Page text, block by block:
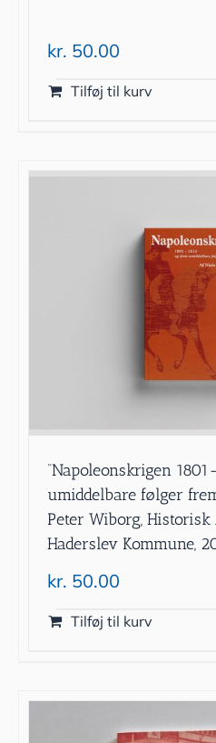
kr. 50.00
Tilføj til kurv
”Napoleonskrigen
umiddelbare følger
Peter Wiborg,
Haderslev Kommune,
kr. 50.00
Tilføj til kurv